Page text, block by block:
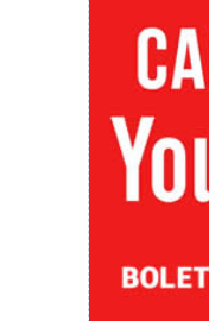
cobrança se
2022, nos
parcelamento
empréstimo
significa que,
consumidores